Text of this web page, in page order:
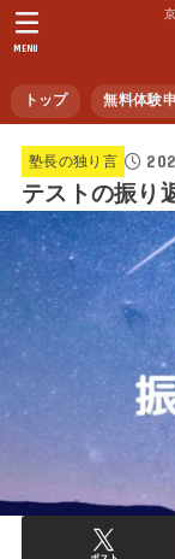
トップ 無料体験
MENU
塾長の独り言
テストの振り